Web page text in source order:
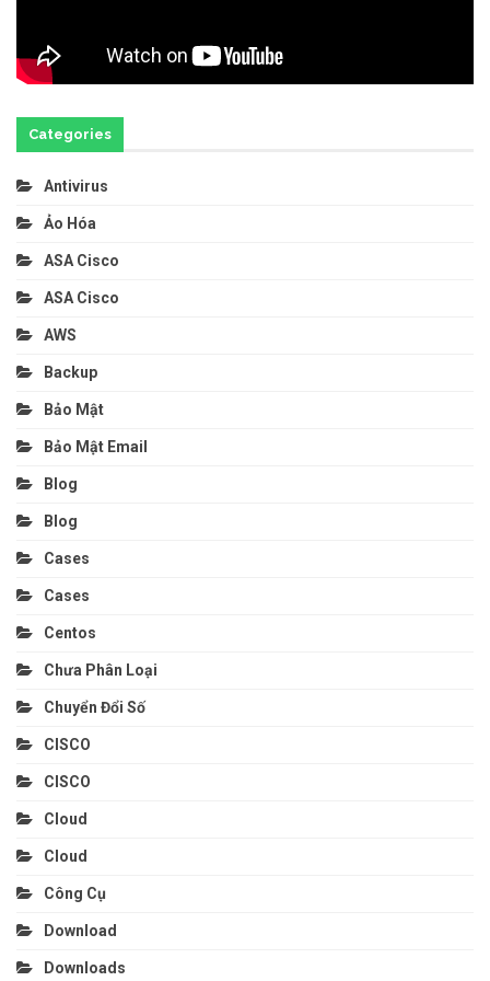
Categories
Antivirus
Ảo Hóa
ASA Cisco
ASA Cisco
AWS
Backup
Bảo Mật
Bảo Mật Email
Blog
Blog
Cases
Cases
Centos
Chưa Phân Loại
Chuyển Đổi Số
CISCO
CISCO
Cloud
Cloud
Công Cụ
Download
Downloads